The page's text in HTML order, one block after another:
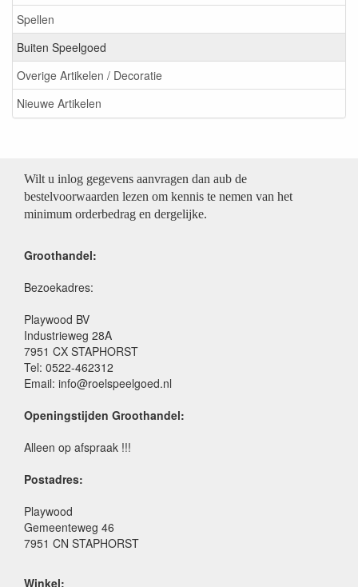
Spellen
Buiten Speelgoed
Overige Artikelen / Decoratie
Nieuwe Artikelen
Wilt u inlog gegevens aanvragen dan aub de
bestelvoorwaarden lezen om kennis te nemen van het
minimum orderbedrag en dergelijke.
Groothandel:
Bezoekadres:
Playwood BV
Industrieweg 28A
7951 CX STAPHORST
Tel: 0522-462312
Email: info@roelspeelgoed.nl
Openingstijden Groothandel:
Alleen op afspraak !!!
Postadres:
Playwood
Gemeenteweg 46
7951 CN STAPHORST
Winkel: